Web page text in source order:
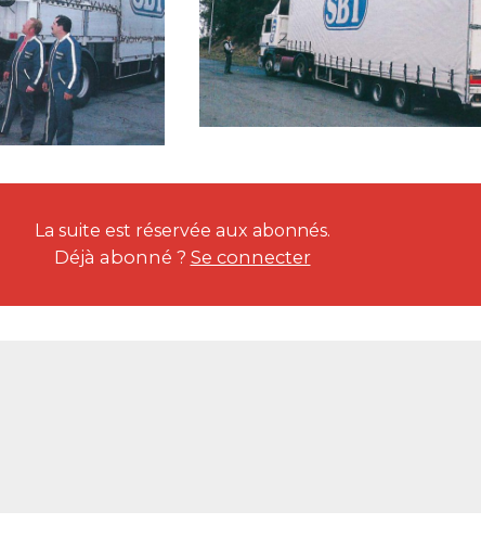
La suite est réservée aux abonnés.
Déjà abonné ? Se connecter